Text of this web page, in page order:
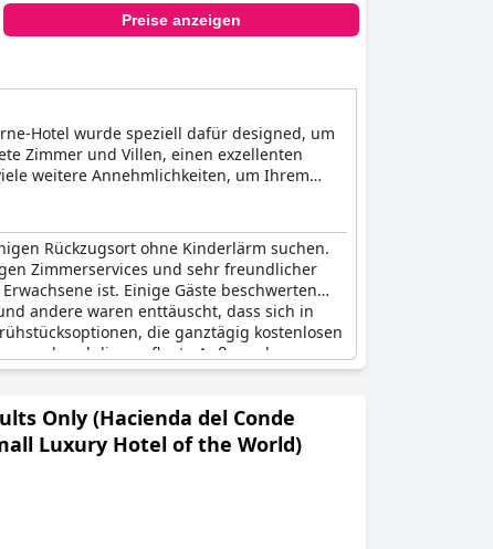
Preise anzeigen
Hotel wurde speziell dafür designed, um
Zimmer und Villen, einen exzellenten
weitere Annehmlichkeiten, um Ihrem
Rückzugsort ohne Kinderlärm suchen.
Zimmerservices und sehr freundlicher
ist. Einige Gäste beschwerten
andere waren enttäuscht, dass sich in
die ganztägig kostenlosen
und die gepflegte Außenanlage
Only (Hacienda del Conde
Luxury Hotel of the World)